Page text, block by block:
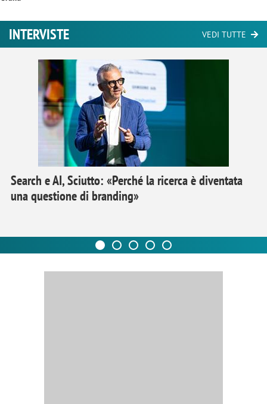
INTERVISTE VEDI TUTTE
Search e AI, Sciutto: «Perché la ricerca è diventata
una questione di branding»